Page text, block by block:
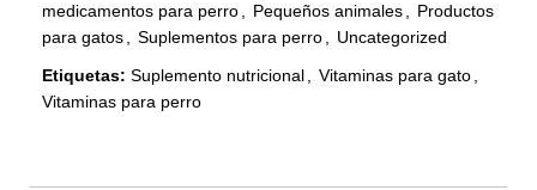
medicamentos para perro
Pequeños animales
Productos
para gatos
Suplementos para perro
Uncategorized
Etiquetas: Suplemento nutricional Vitaminas para gato
Vitaminas para perro